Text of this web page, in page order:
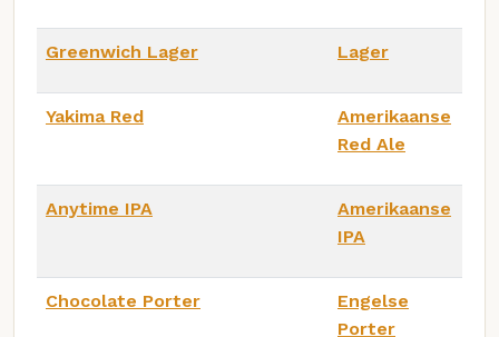
Greenwich Lager Lager
Yakima Red
Amerikaanse
Red Ale
Anytime IPA
Amerikaanse
IPA
Chocolate Porter
Engelse
Porter